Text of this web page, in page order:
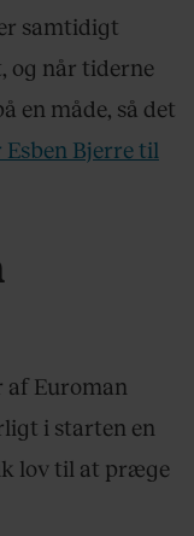
samtidigt
og når tiderne
en måde, så det
Esben Bjerre til
af Euroman
i starten en
lov til at præge